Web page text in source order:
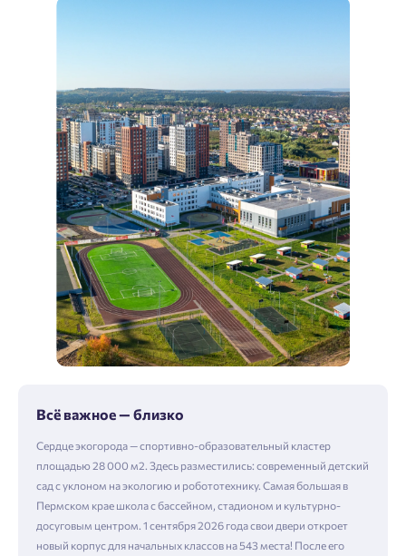
Всё важное — близко
Сердце экогорода — спортивно-образовательный кластер
площадью 28 000 м2. Здесь разместились: современный детский
сад с уклоном на экологию и робототехнику. Самая большая в
Пермском крае школа с бассейном, стадионом и культурно-
досуговым центром. 1 сентября 2026 года свои двери откроет
новый корпус для начальных классов на 543 места! После его